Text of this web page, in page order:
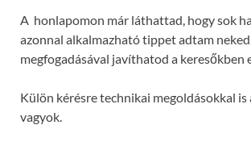
A honlapomon már láthattad, hogy sok
azonnal alkalmazható tippet adtam
megfogadásával javíthatod a keresőkben
Külön kérésre technikai megoldásokkal is
vagyok.